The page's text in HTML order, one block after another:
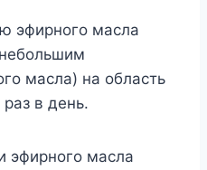
эфирного масла
масла) на область
в день.
эфирного масла